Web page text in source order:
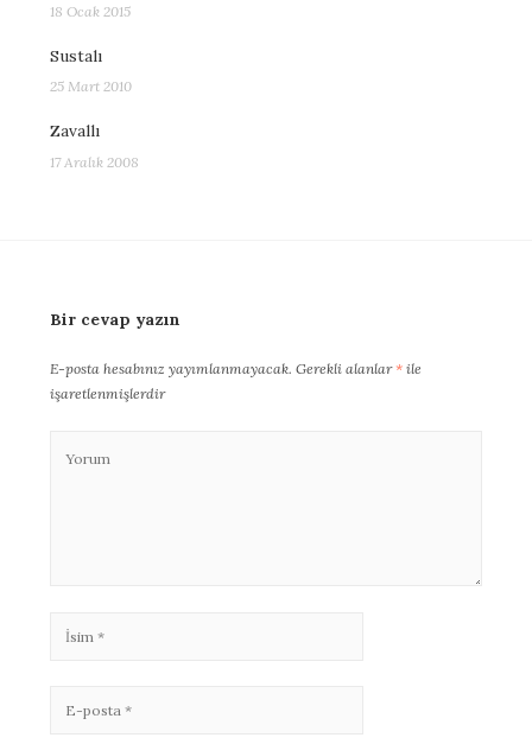
18 Ocak 2015
Sustalı
25 Mart 2010
Zavallı
17 Aralık 2008
Bir cevap yazın
E-posta hesabınız yayımlanmayacak. Gerekli alanlar* ile
işaretlenmişlerdir